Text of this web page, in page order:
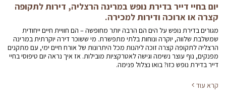
יום בחיי דייר בדירת נופש במרינה הרצליה, דירות לתקופה
קצרה או ארוכה ודירות למכירה.
מגורים בדירת נופש על הים הם הרבה יותר מחופשה – הם חוויית חיים ייחודית
שמשלבת שלווה, יוקרה ונוחות בלתי מתפשרת. מי ששוכר דירה יוקרתית במרינה
הרצליה לתקופה קצרה זוכה ליהנות מכל היתרונות של אורח חיים ימי, עם מתקנים
מפנקים, נוף עוצר נשימה וגישה לאטרקציות מובילות. אז איך נראה יום טיפוסי בחיי
דייר בדירת נופש כזו? בואו נצלול פנימה.
קרא עוד